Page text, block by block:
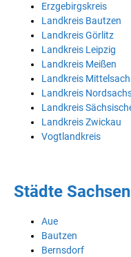
Erzgebirgskreis
Landkreis Bautzen
Landkreis Görlitz
Landkreis Leipzig
Landkreis Meißen
Landkreis
Landkreis
Landkreis
Landkreis Zwickau
Vogtlandkreis
Städte Sachsen
Aue
Bautzen
Bernsdorf